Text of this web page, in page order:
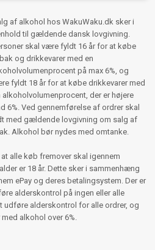
af alkohol hos WakuWaku.dk sker i
til gældende dansk lovgivning.
skal være fyldt 16 år for at købe
og drikkevarer med en
på max 6%, og
fyldt 18 år for at købe drikkevarer med
alkoholvolumenprocent, der er højere
6%. Ved gennemførelse af ordrer skal
med gældende lovgivning om salg af
Alkohol bør nydes med omtanke.
alle køb fremover skal igennem
er 18 år. Dette sker i sammenhæng
ePay og deres betalingsystem. Der er
alderskontrol på ingen eller alle
udføre alderskontrol for alle ordrer, og
alkohol over 6%.